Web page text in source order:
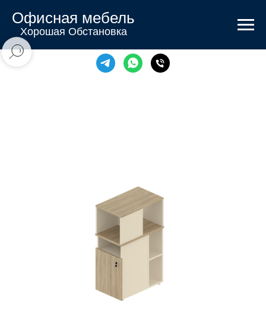
Офисная мебель
Хорошая Обстановка